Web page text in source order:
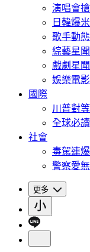
演唱會
日韓爆
歌手動態
綜藝星聞
戲劇星聞
娛樂電
國際
川普對
全球必讀
社會
毒駕連爆
警察愛
更多